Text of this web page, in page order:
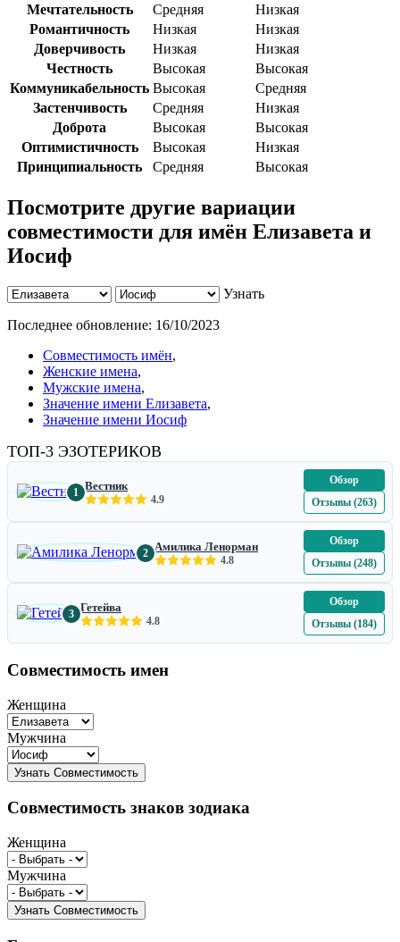
Мечтательность Средняя
Низкая
Романтичность
Низкая
Низкая
Доверчивость
Низкая
Низкая
Честность
Высокая
Высокая
Коммуникабельность Высокая
Средняя
Застенчивость
Средняя
Низкая
Доброта
Высокая
Высокая
Оптимистичность
Высокая
Низкая
Принципиальность
Средняя Высокая
Посмотрите другие вариации
совместимости для имён Елизавета и
Иосиф
Узнать
Последнее обновление: 16/10/2023
Совместимость имён,
Женские имена,
Мужские имена,
Значение имени Елизавета,
Значение имени Иосиф
ТОП-3 ЭЗОТЕРИКОВ
1 Вестник
4.9
Обзор
Отзывы (263)
2 Амилика Ленорман
4.8
Обзор
Отзывы (248)
3 Гетейва
4.8
Обзор
Отзывы (184)
Совместимость имен
Женщина
Мужчина
Совместимость знаков зодиака
Женщина
Мужчина